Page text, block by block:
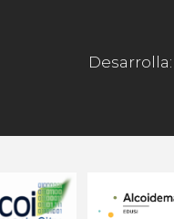
Desarrolla: